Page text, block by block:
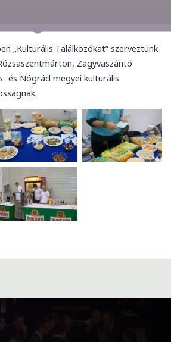
„Kulturális Találkozókat” szerveztünk
Zagyvaszántó
és Nógrád megyei kulturális